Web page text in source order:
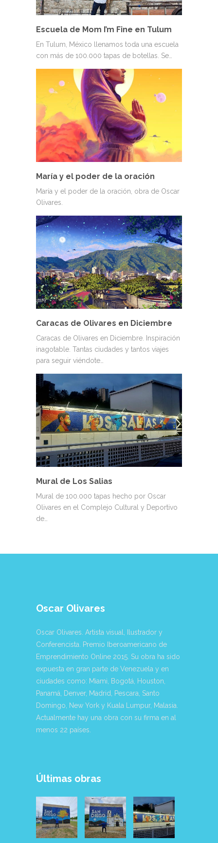
Escuela de Mom I’m Fine en Tulum
En Tulum, México llenamos toda una escuela
con más de 100.000 tapas de botellas. Se…
María y el poder de la oración
María y el poder de la oración, obra de Oscar
Olivares.
Caracas de Olivares en Diciembre
Caracas de Olivares en Diciembre. Inspiración
inagotable. Tantas ciudades y tantos viajes
para seguir viéndote…
Mural de Los Salias
Mural de 100.000 tapas hecho por Oscar
Olivares en el Complejo Cultural y Deportivo
de…
Oscar Olivares
Oscar Olivares. Artista visual, Ilustrador y
Conferencista. Premio Iberoamericano de
Emprendimiento Online 2015. Su obra ha sido
expuesta en gran parte de Venezuela y en
ciudades como: Miami, Bogotá, Houston,
Panamá, Denver, Madrid, Pescara, Santo
Domingo, New York y Kuala Lumpur, Malasia.
Actualmente hay una obra con su firma en al
menos 22 países.
Últimas obras